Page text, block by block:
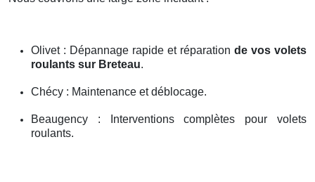
Olivet : Dépannage rapide et réparation de vos volets
roulants sur Breteau.
Chécy : Maintenance et déblocage.
Beaugency : Interventions complètes pour volets
roulants.